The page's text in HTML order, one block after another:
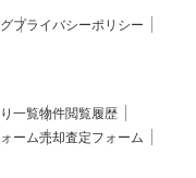
プライバシーポリシー
一覧物件閲覧履歴
ーム売却査定フォーム